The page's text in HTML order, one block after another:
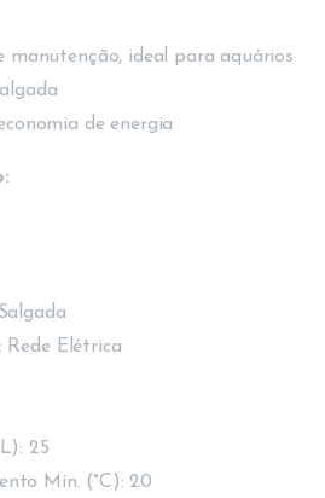
manutenção, ideal para aquários
de energia
Rede Elétrica
25
Mín. (°C): 20